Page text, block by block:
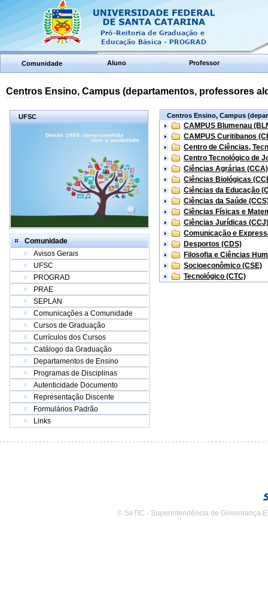
Comunidade Aluno Professor
Centros Ensino, Campus (departamentos, professores
UFSC
Comunidade
Avisos Gerais
UFSC
PROGRAD
PRAE
SEPLAN
Comunicações a Comunidade
Cursos de Graduação
Currículos dos Cursos
Catálogo da Graduação
Departamentos de Ensino
Programas de Disciplinas
Autenticidade Documento
Representação Discente
Formulários Padrão
Links
Centros Ensino, Campus
CAMPUS Blumenau
CAMPUS Curitibanos
Centro de Ciências,
Centro Tecnológico de
Ciências Agrárias (CCA)
Ciências Biológicas
Ciências da Educação
Ciências da Saúde
Ciências Físicas e
Ciências Jurídicas (CCJ)
Comunicação e
Desportos (CDS)
Filosofia e Ciências
Socioeconômico (CSE)
Tecnológico (CTC)
© SeTIC - Superintendência de Governança